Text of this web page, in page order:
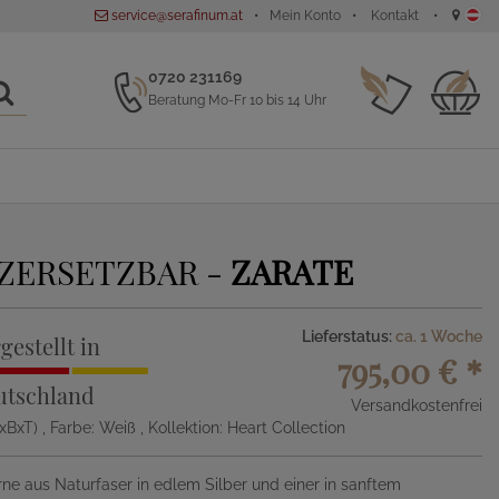
service@serafinum.at Mein Konto Kontakt
0720 231169
Beratung Mo-Fr 10 bis 14 Uhr
- ZARATE
in
Lieferstatus: ca. 1 Woche
795,00 € *
Versandkostenfrei
, Farbe: Weiß , Kollektion: Heart Collection
aus Naturfaser in edlem Silber und einer in sanftem